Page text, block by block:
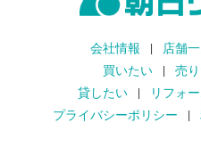
会社情報 店舗
買いたい
売
貸したい
リフォ
プライバシーポリシー